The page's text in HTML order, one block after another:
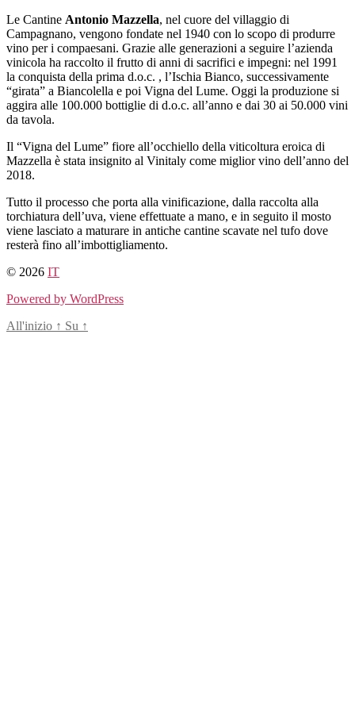
Salta
al
contenuto
Le Cantine Antonio Mazzella, nel cuore del villaggio di
Campagnano, vengono fondate nel 1940 con lo scopo di produrre
vino per i compaesani. Grazie alle generazioni a seguire l’azienda
vinicola ha raccolto il frutto di anni di sacrifici e impegni: nel 1991
la conquista della prima d.o.c. , l’Ischia Bianco, successivamente
“girata” a Biancolella e poi Vigna del Lume. Oggi la produzione si
aggira alle 100.000 bottiglie di d.o.c. all’anno e dai 30 ai 50.000 vini
da tavola.
Il “Vigna del Lume” fiore all’occhiello della viticoltura eroica di
Mazzella è stata insignito al Vinitaly come miglior vino dell’anno del
2018.
Tutto il processo che porta alla vinificazione, dalla raccolta alla
torchiatura dell’uva, viene effettuate a mano, e in seguito il mosto
viene lasciato a maturare in antiche cantine scavate nel tufo dove
resterà fino all’imbottigliamento.
© 2026 IT
Powered by WordPress
All'inizio ↑ Su ↑